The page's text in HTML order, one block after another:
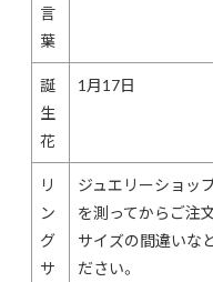
言
葉
誕
生
花
1月17日
リ
ン
グ
サ
ジュエリーショッ
を測ってからご注
サイズの間違いな
ださい。